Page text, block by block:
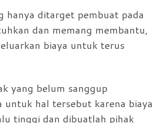
hanya ditarget pembuat pada
dan memang membantu,
biaya untuk terus
yang belum sanggup
untuk hal tersebut karena biaya
tinggi dan dibuatlah pihak